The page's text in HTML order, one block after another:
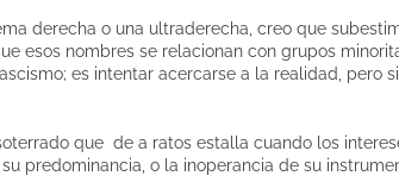
derecha o una ultraderecha, creo que
esos nombres se relacionan con grupos
es intentar acercarse a la realidad, pero
que de a ratos estalla cuando los
predominancia, o la inoperancia de su